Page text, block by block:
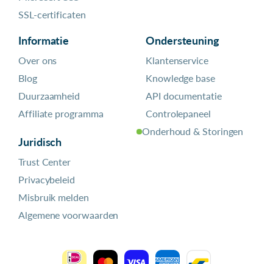
SSL-certificaten
Informatie
Over ons
Blog
Duurzaamheid
Affiliate programma
Juridisch
Trust Center
Privacybeleid
Misbruik melden
Algemene voorwaarden
Ondersteuning
Klantenservice
Knowledge base
API documentatie
Controlepaneel
Onderhoud & Storingen